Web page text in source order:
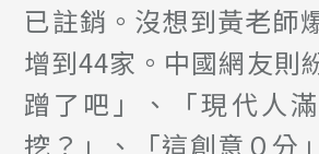
已註銷。沒想到黃老師
增到44家。中國網友則
蹭了吧」、「現代人
挖？」、「這創意０分